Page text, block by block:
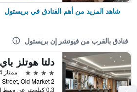
شاهد المزيد من أهم الفنادق في بريستول
فنادق بالقرب من فيوتشر إن بريستول
4 نجوم
ممتاز 8.4
0.3 كيلومتر عن وسط المدينة